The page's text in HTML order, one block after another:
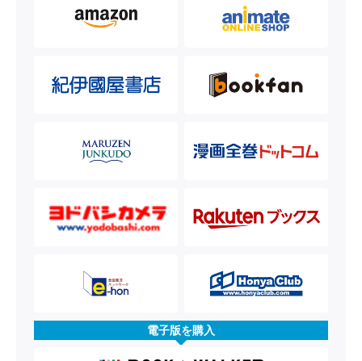
電子版を購入